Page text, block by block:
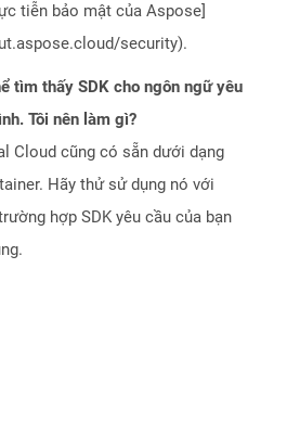
tiễn bảo mật của Aspose]
security).
tìm thấy SDK cho ngôn ngữ yêu
Tôi nên làm gì?
Cloud cũng có sẵn dưới dạng
Hãy thử sử dụng nó với
hợp SDK yêu cầu của bạn